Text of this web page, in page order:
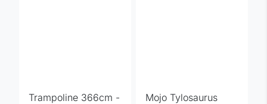
Trampoline 366cm -
Mojo Tylosaurus